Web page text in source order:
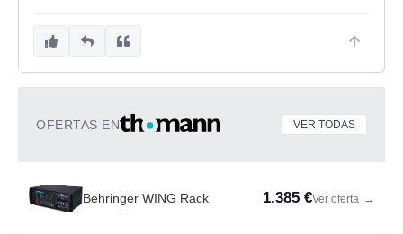
OFERTAS EN VER TODAS
Behringer WING Rack 1.385 €Ver oferta →